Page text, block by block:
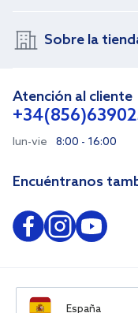
Sobre la
Atención al cliente
lun-vie 8:00 - 16:00
Encuéntranos
España